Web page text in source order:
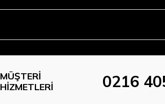
MÜŞTERI
HIZMETLERI
0216